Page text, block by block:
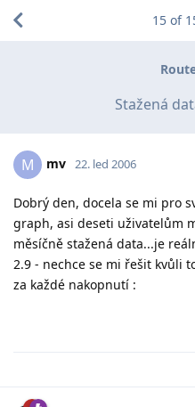
Stažená
15 of
M mv 22. led 2006
Dobrý den, docela se mi pro
graph, asi deseti uživatelům
měsíčně stažená data...je
2.9 - nechce se mi řešit kvůli
za každé nakopnutí :